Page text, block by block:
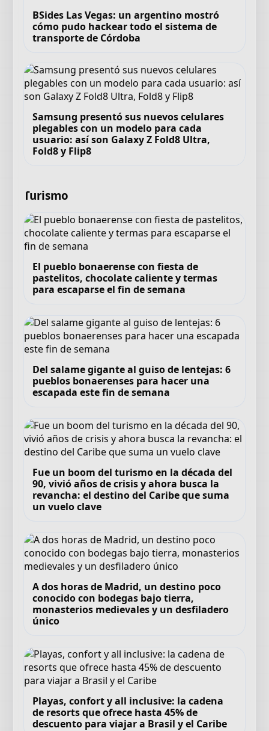
BSides Las Vegas: un argentino mostró
cómo pudo hackear todo el sistema de
transporte de Córdoba
Samsung presentó sus nuevos celulares
plegables con un modelo para cada
usuario: así son Galaxy Z Fold8 Ultra,
Fold8 y Flip8
Turismo
El pueblo bonaerense con fiesta de
pastelitos, chocolate caliente y termas
para escaparse el fin de semana
Del salame gigante al guiso de lentejas: 6
pueblos bonaerenses para hacer una
escapada este fin de semana
Fue un boom del turismo en la década del
90, vivió años de crisis y ahora busca la
revancha: el destino del Caribe que suma
un vuelo clave
A dos horas de Madrid, un destino poco
conocido con bodegas bajo tierra,
monasterios medievales y un desfiladero
único
Playas, confort y all inclusive: la cadena
de resorts que ofrece hasta 45% de
descuento para viajar a Brasil y el Caribe